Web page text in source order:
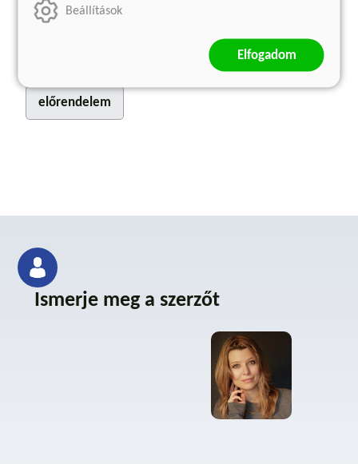
Kötött ár:
előrendelem
előrendelem
Ismerje meg a szerzőt
Beállítások
Elfogadom